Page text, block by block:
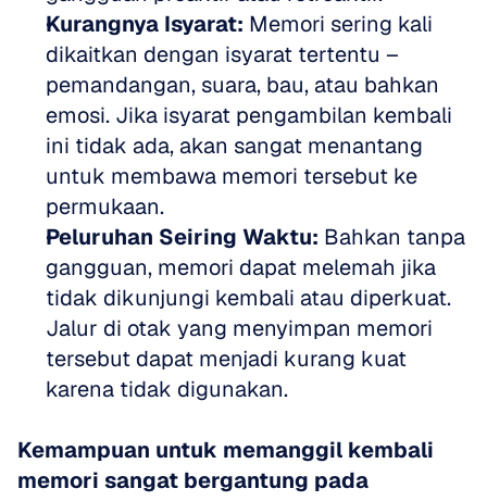
Kurangnya Isyarat: Memori sering kali
dikaitkan dengan isyarat tertentu –
pemandangan, suara, bau, atau bahkan
emosi. Jika isyarat pengambilan kembali
ini tidak ada, akan sangat menantang
untuk membawa memori tersebut ke
permukaan.
Peluruhan Seiring Waktu: Bahkan tanpa
gangguan, memori dapat melemah jika
tidak dikunjungi kembali atau diperkuat.
Jalur di otak yang menyimpan memori
tersebut dapat menjadi kurang kuat
karena tidak digunakan.
Kemampuan untuk memanggil kembali
memori sangat bergantung pada